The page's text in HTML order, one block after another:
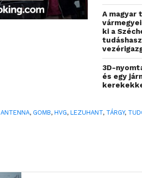
A magyar
ki a
3D-
és egy
ANTENNA, GOMB,HVG,LEZUHANT, TÁRGY,